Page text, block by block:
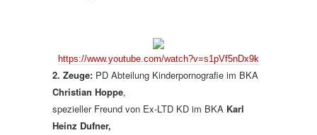
https://www.youtube.com/watch?v=s1pVf5nDx9k
2. Zeuge: PD Abteilung Kinderpornografie im BKA
Christian Hoppe,
spezieller Freund von Ex-LTD KD im BKA Karl
Heinz Dufner,